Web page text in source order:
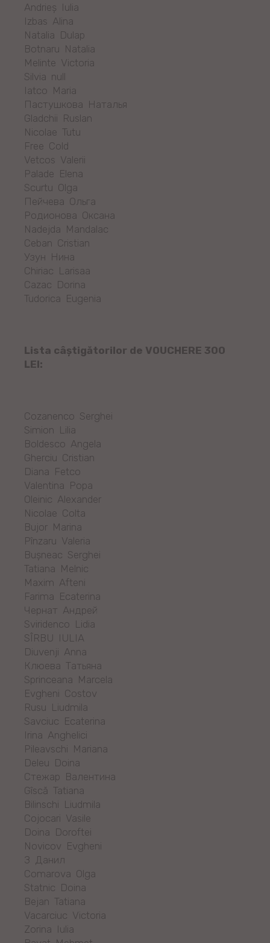
Andrieș Iulia
Izbas Alina
Natalia Dulap
Botnaru Natalia
Melinte Victoria
Silvia null
Iatco Maria
Пастушкова Наталья
Gladchii Ruslan
Nicolae Tutu
Free Cold
Vetcos Valerii
Palade Elena
Scurtu Olga
Пейчева Ольга
Родионова Оксана
Nadejda Mandalac
Ceban Cristian
Узун Нина
Chiriac Larisaa
Cazac Dorina
Tudorica Eugenia
Lista câștigătorilor de VOUCHERE 300
LEI:
Cozanenco Serghei
Simion Lilia
Boldesco Angela
Gherciu Cristian
Diana Fetco
Valentina Popa
Oleinic Alexander
Nicolae Colta
Bujor Marina
Pînzaru Valeria
Bușneac Serghei
Tatiana Melnic
Maxim Afteni
Farima Ecaterina
Чернат Андрей
Sviridenco Lidia
SÎRBU IULIA
Diuvenji Anna
Клюева Татьяна
Sprinceana Marcela
Evgheni Costov
Rusu Liudmila
Savciuc Ecaterina
Irina Anghelici
Pileavschi Mariana
Deleu Doina
Стежар Валентина
Gîscă Tatiana
Bilinschi Liudmila
Cojocari Vasile
Doina Doroftei
Novicov Evgheni
З Данил
Comarova Olga
Statnic Doina
Bejan Tatiana
Vacarciuc Victoria
Zorina Iulia